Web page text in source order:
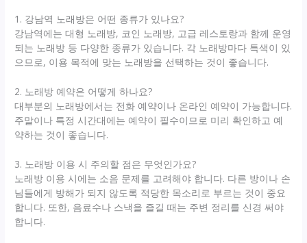
1. 강남역 노래방은 어떤 종류가 있나요?
강남역에는 대형 노래방, 코인 노래방, 고급 레스토랑과 함께 운영
되는 노래방 등 다양한 종류가 있습니다. 각 노래방마다 특색이 있
으므로, 이용 목적에 맞는 노래방을 선택하는 것이 좋습니다.
2. 노래방 예약은 어떻게 하나요?
대부분의 노래방에서는 전화 예약이나 온라인 예약이 가능합니다.
주말이나 특정 시간대에는 예약이 필수이므로 미리 확인하고 예
약하는 것이 좋습니다.
3. 노래방 이용 시 주의할 점은 무엇인가요?
노래방 이용 시에는 소음 문제를 고려해야 합니다. 다른 방이나 손
님들에게 방해가 되지 않도록 적당한 목소리로 부르는 것이 중요
합니다. 또한, 음료수나 스낵을 즐길 때는 주변 정리를 신경 써야
합니다.